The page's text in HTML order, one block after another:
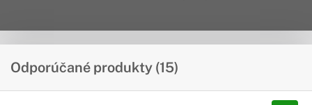
Odporúčané produkty (15)